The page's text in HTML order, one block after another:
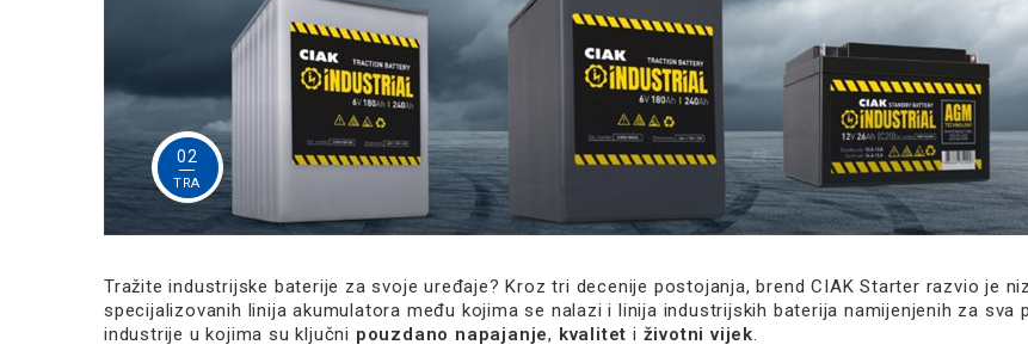
02
TRA
Tražite industrijske baterije za svoje uređaje? Kroz tri decenije postojanja, brend CIAK Starter razvio je niz
specijalizovanih linija akumulatora među kojima se nalazi i linija industrijskih baterija namijenjenih za sva
industrije u kojima su ključni pouzdano napajanje, kvalitet i životni vijek.